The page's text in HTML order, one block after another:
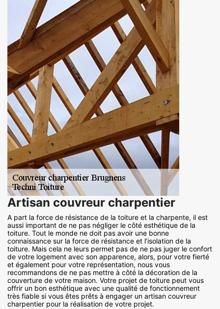
Artisan couvreur charpentier
A part la force de résistance de la toiture et la charpente, il est
aussi important de ne pas négliger le côté esthétique de la
toiture. Tout le monde ne doit pas avoir une bonne
connaissance sur la force de résistance et l’isolation de la
toiture. Mais cela ne leurs permet pas de ne pas juger le confort
de votre logement avec son apparence, alors, pour votre fierté
et également pour votre représentation, nous vous
recommandons de ne pas mettre à côté la décoration de la
couverture de votre maison. Votre projet de toiture peut vous
offrir un bon esthétique avec une qualité de fonctionnement
très fiable si vous êtes prêts à engager un artisan couvreur
charpentier pour la réalisation de votre projet.